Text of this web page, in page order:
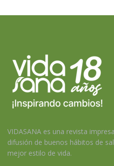
VIDASANA es una revista
difusión de buenos hábitos de
mejor estilo de vida.